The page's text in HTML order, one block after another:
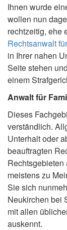
Ihnen wurde
wollen nun
rechtzeitig, ehe
Rechtsanwalt
in Ihrer nahen
Seite stehen
einem
Anwalt für
Dieses
verständlich.
Unterhalt oder
beauftragten
meistens zu
Sie sich
Neukirchen bei
mit allen
auskennt.